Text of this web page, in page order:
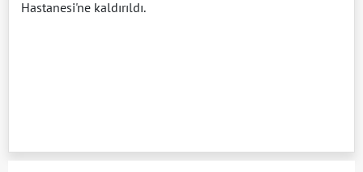
Hastanesi'ne kaldırıldı.